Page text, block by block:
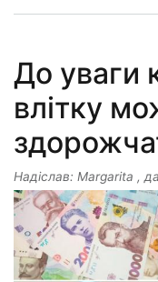
До уваги
влітку
Надіслав: Margarita ,